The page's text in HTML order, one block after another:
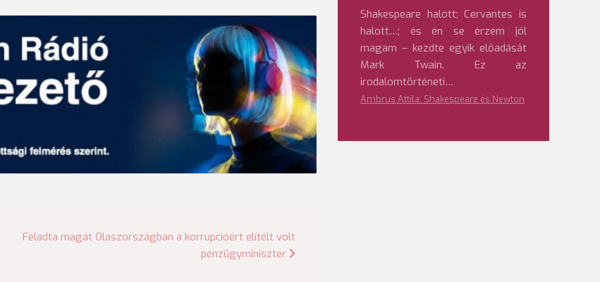
Feladta magát Olaszországban a korrupcióért elítélt volt
pénzügyminiszter
Shakespeare halott; Cervantes is
halott…; és én se érzem jól
magam – kezdte egyik előadását
Mark Twain. Ez az
irodalomtörténeti…
Ambrus Attila: Shakespeare és Newton